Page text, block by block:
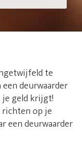
te
een deurwaarder
geld krijgt!
op je
een deurwaarder